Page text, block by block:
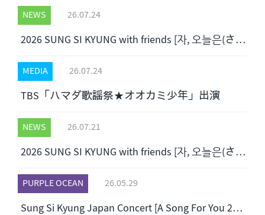
NEWS 26.07.24
2026 SUNG SI KYUNG with friends [자, 오늘은(さあ、今日は)] OFFICIAL MD販売のご案内
MEDIA 26.07.24
TBS「ハマダ歌謡祭★オオカミ少年」出演
NEWS 26.07.21
2026 SUNG SI KYUNG with friends [자, 오늘은(さあ、今日は)] 開催のご案内
PURPLE OCEAN 26.05.29
Sung Si Kyung Japan Concert [A Song For You 2026] 開催のご案内